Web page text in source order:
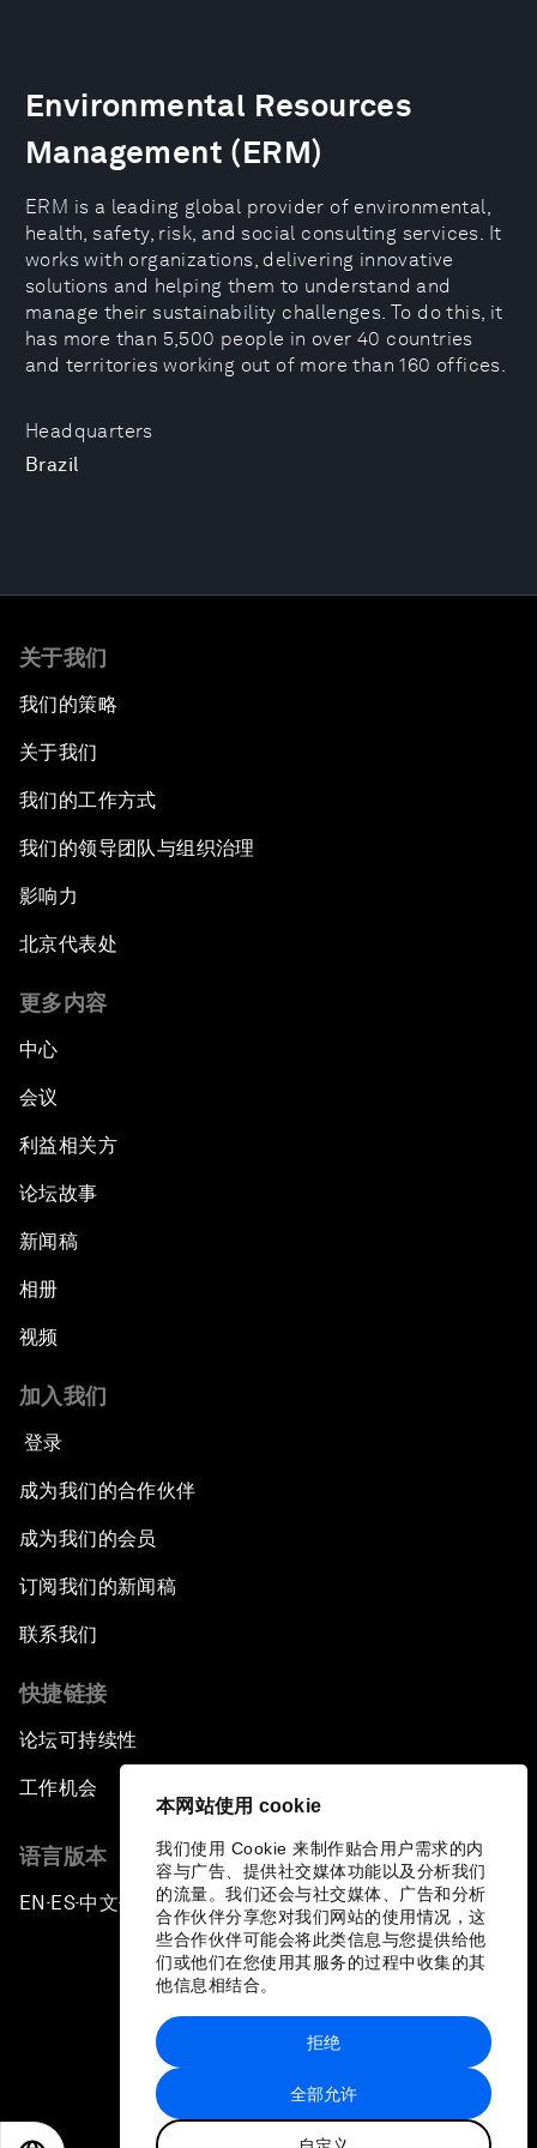
本网站使用 cookie
我们使用 Cookie 来制作贴合用户需求的内
容与广告、提供社交媒体功能以及分析我们
的流量。我们还会与社交媒体、广告和分析
合作伙伴分享您对我们网站的使用情况，这
些合作伙伴可能会将此类信息与您提供给他
们或他们在您使用其服务的过程中收集的其
他信息相结合。
全部允许
拒绝
Headquarters
Brazil
Environmental Resources
Management (ERM)
ERM is a leading global provider of environmental,
health, safety, risk, and social consulting services. It
works with organizations, delivering innovative
solutions and helping them to understand and
manage their sustainability challenges. To do this, it
has more than 5,500 people in over 40 countries
and territories working out of more than 160 offices.
关于我们
我们的策略
关于我们
我们的工作方式
我们的领导团队与组织治理
影响力
北京代表处
更多内容
中心
会议
利益相关方
论坛故事
新闻稿
相册
视频
加入我们
登录
成为我们的合作伙伴
成为我们的会员
订阅我们的新闻稿
联系我们
快捷链接
论坛可持续性
工作机会
语言版本
EN ▪ES▪中文▪ 日本語
站点地图